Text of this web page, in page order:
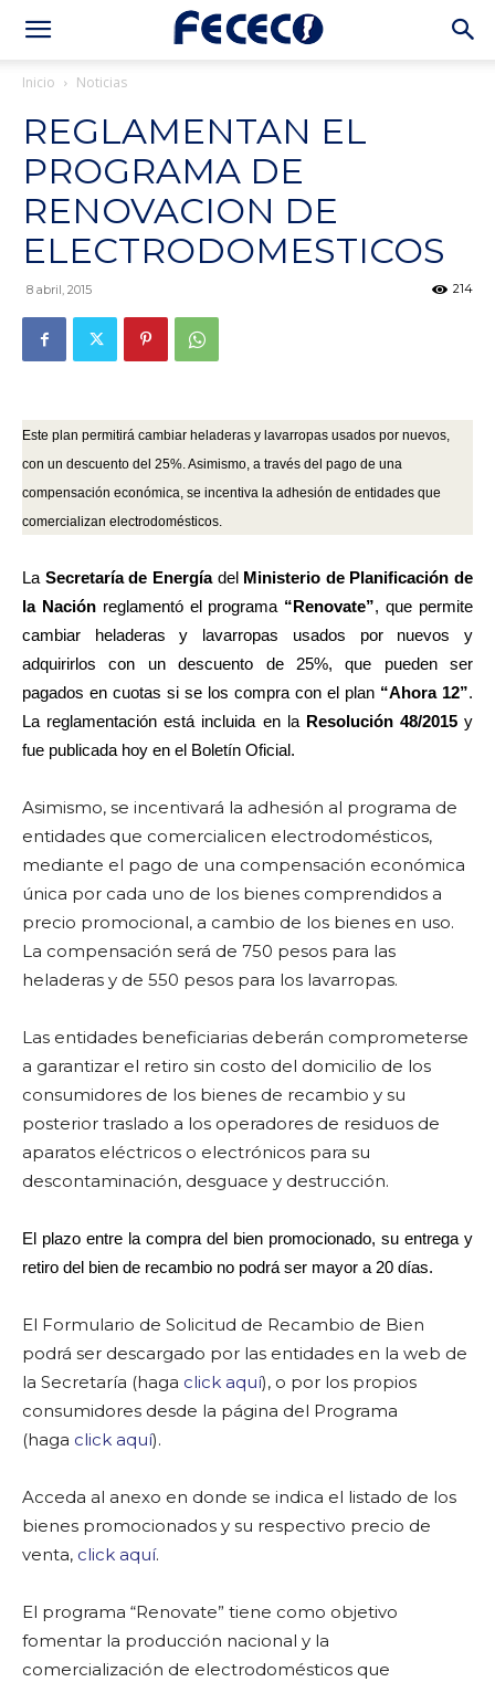
Inicio Noticias
REGLAMENTAN EL
PROGRAMA DE
RENOVACION DE
ELECTRODOMESTICOS
8 abril, 2015 214
Este plan permitirá cambiar heladeras y lavarropas usados por nuevos,
con un descuento del 25%. Asimismo, a través del pago de una
compensación económica, se incentiva la adhesión de entidades que
comercializan electrodomésticos.
La Secretaría de Energíadel Ministerio de Planificación de
la Naciónreglamentó el programa “Renovate”, que permite
cambiar heladeras y lavarropas usados por nuevos y
adquirirlos con un descuento de 25%, que pueden ser
pagados en cuotas si se los compra con el plan “Ahora 12”.
La reglamentación está incluida en la Resolución 48/2015 y
fue publicada hoy en el Boletín Oficial.
Asimismo, se incentivará la adhesión al programa de
entidades que comercialicen electrodomésticos,
mediante el pago de una compensación económica
única por cada uno de los bienes comprendidos a
precio promocional, a cambio de los bienes en uso.
La compensación será de 750 pesos para las
heladeras y de 550 pesos para los lavarropas.
Las entidades beneficiarias deberán comprometerse
a garantizar el retiro sin costo del domicilio de los
consumidores de los bienes de recambio y su
posterior traslado a los operadores de residuos de
aparatos eléctricos o electrónicos para su
descontaminación, desguace y destrucción.
El plazo entre la compra del bien promocionado, su entrega y
retiro del bien de recambio no podrá ser mayor a 20 días.
El Formulario de Solicitud de Recambio de Bien
podrá ser descargado por las entidades en la web de
la Secretaría (haga click aquí), o por los propios
consumidores desde la página del Programa
(haga click aquí).
Acceda al anexo en donde se indica el listado de los
bienes promocionados y su respectivo precio de
venta, click aquí.
El programa “Renovate” tiene como objetivo
fomentar la producción nacional y la
comercialización de electrodomésticos que